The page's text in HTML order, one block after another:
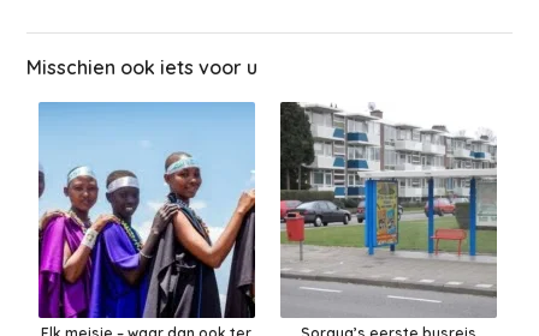
Misschien ook iets voor u